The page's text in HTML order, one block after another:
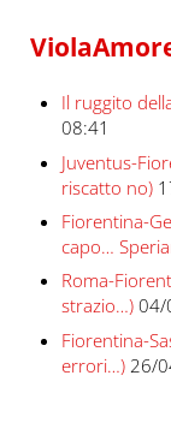
Il ruggito
08:41
Juventus-
riscatto no)
Fiorentina-
capo…
Roma-
strazio…) 04/
Fiorentina-
errori…) 26/